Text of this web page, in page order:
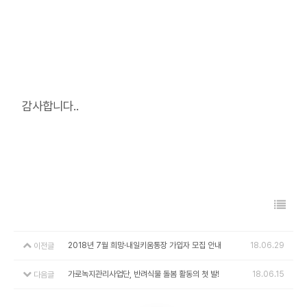
감사합니다..
이전글 2018년 7월 희망·내일키움통장 가입자 모집 안내 18.06.29
다음글 가로녹지관리사업단, 반려식물 돌봄 활동의 첫 발! 18.06.15